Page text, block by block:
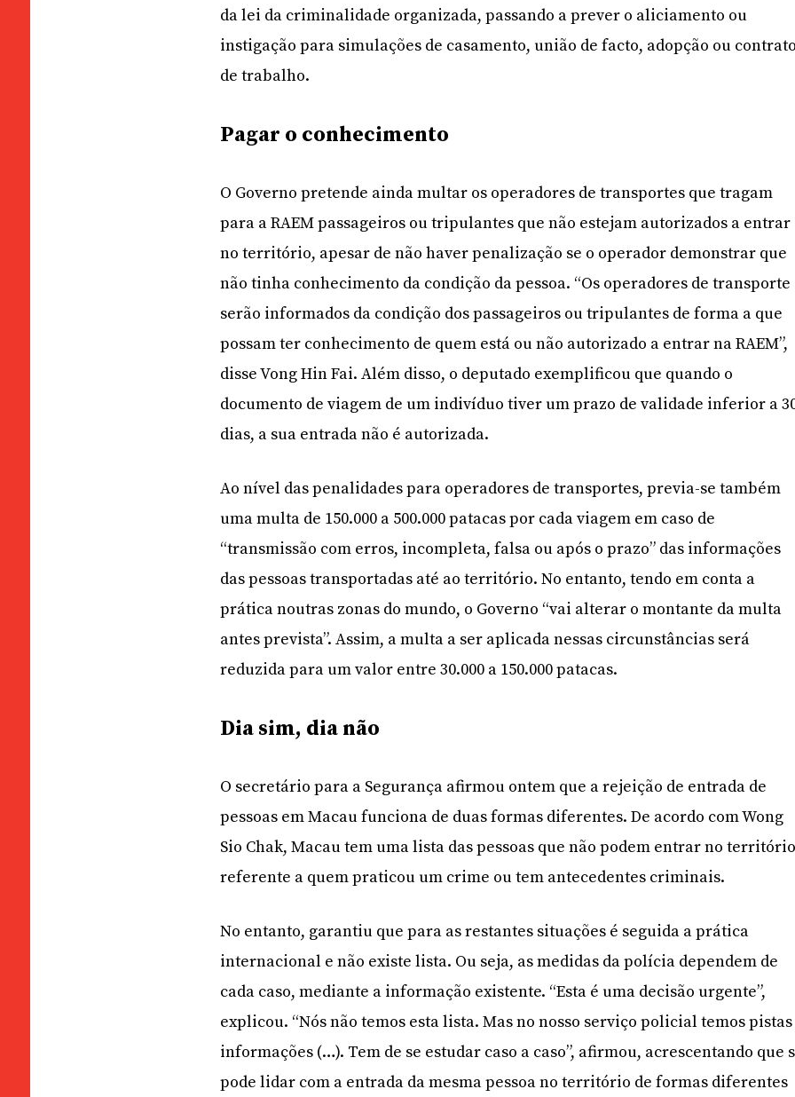
da lei da criminalidade organizada, passando a prever o aliciamento ou
instigação para simulações de casamento, união de facto, adopção ou
de trabalho.
Pagar o conhecimento
O Governo pretende ainda multar os operadores de transportes que tragam
para a RAEM passageiros ou tripulantes que não estejam autorizados a entrar
no território, apesar de não haver penalização se o operador demonstrar que
não tinha conhecimento da condição da pessoa. “Os operadores de transporte
serão informados da condição dos passageiros ou tripulantes de forma a que
possam ter conhecimento de quem está ou não autorizado a entrar na RAEM”,
disse Vong Hin Fai. Além disso, o deputado exemplificou que quando o
documento de viagem de um indivíduo tiver um prazo de validade inferior a
dias, a sua entrada não é autorizada.
Ao nível das penalidades para operadores de transportes, previa-se também
uma multa de 150.000 a 500.000 patacas por cada viagem em caso de
“transmissão com erros, incompleta, falsa ou após o prazo” das informações
das pessoas transportadas até ao território. No entanto, tendo em conta a
prática noutras zonas do mundo, o Governo “vai alterar o montante da multa
antes prevista”. Assim, a multa a ser aplicada nessas circunstâncias será
reduzida para um valor entre 30.000 a 150.000 patacas.
Dia sim, dia não
O secretário para a Segurança afirmou ontem que a rejeição de entrada de
pessoas em Macau funciona de duas formas diferentes. De acordo com Wong
Sio Chak, Macau tem uma lista das pessoas que não podem entrar no
referente a quem praticou um crime ou tem antecedentes criminais.
No entanto, garantiu que para as restantes situações é seguida a prática
internacional e não existe lista. Ou seja, as medidas da polícia dependem de
cada caso, mediante a informação existente. “Esta é uma decisão urgente”,
explicou. “Nós não temos esta lista. Mas no nosso serviço policial temos
informações (…). Tem de se estudar caso a caso”, afirmou, acrescentando que
pode lidar com a entrada da mesma pessoa no território de formas diferentes